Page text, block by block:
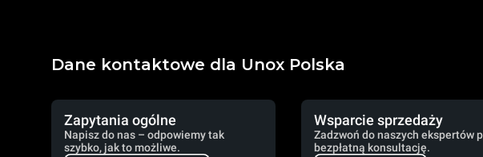
Dane kontaktowe dla Unox Polska
Zapytania ogólne
Napisz do nas – odpowiemy tak
szybko, jak to możliwe.
Wsparcie sprzedaży
Zadzwoń do naszych ekspertów
bezpłatną konsultację.